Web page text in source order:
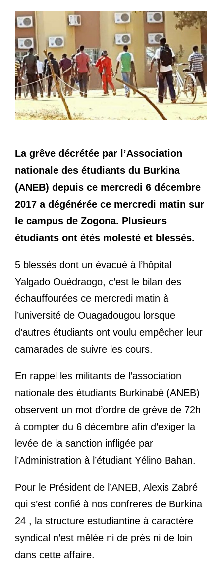
La grêve décrétée par l’Association
nationale des étudiants du Burkina
(ANEB) depuis ce mercredi 6 décembre
2017 a dégénérée ce mercredi matin sur
le campus de Zogona. Plusieurs
étudiants ont étés molesté et blessés.
5 blessés dont un évacué à l’hôpital
Yalgado Ouédraogo, c’est le bilan des
échauffourées ce mercredi matin à
l’université de Ouagadougou lorsque
d’autres étudiants ont voulu empêcher leur
camarades de suivre les cours.
En rappel les militants de l’association
nationale des étudiants Burkinabè (ANEB)
observent un mot d’ordre de grève de 72h
à compter du 6 décembre afin d’exiger la
levée de la sanction infligée par
l’Administration à l’étudiant Yélino Bahan.
Pour le Président de l’ANEB, Alexis Zabré
qui s’est confié à nos confreres de Burkina
24 , la structure estudiantine à caractère
syndical n’est mêlée ni de près ni de loin
dans cette affaire.